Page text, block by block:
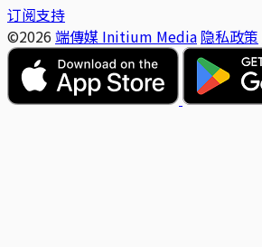
订阅支持
©2026 端傳媒 Initium Media 隐私政策